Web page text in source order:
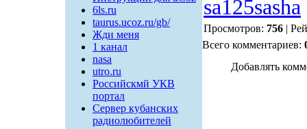
6ls.ru
taurus.ucoz.ru/gb/
Жди меня
1 канал
nasa
utro.ru
Российскмй УКВ
портал
Сервер кубанских
радиолюбителей
sa125sasha
Просмотров: 756|
Всего комментариев:
Добавлять